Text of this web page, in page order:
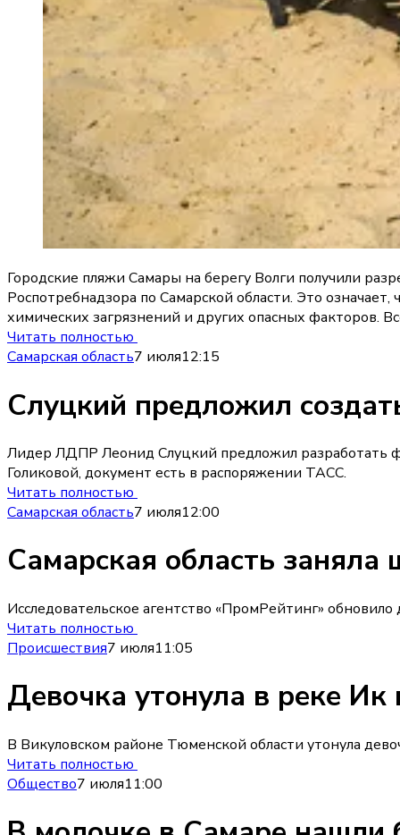
Городские пляжи Самары на берегу Волги получили
Роспотребнадзора по Самарской области. Это
химических загрязнений и других опасных факторов.
Читать полностью
Самарская область7 июля12:15
Слуцкий предложил
Лидер ЛДПР Леонид Слуцкий предложил разработать
Голиковой, документ есть в распоряжении ТАСС.
Читать полностью
Самарская область7 июля12:00
Самарская область заняла
Исследовательское агентство «ПромРейтинг»
Читать полностью
Происшествия7 июля11:05
Девочка утонула в реке
В Викуловском районе Тюменской области утонула
Читать полностью
Общество7 июля11:00